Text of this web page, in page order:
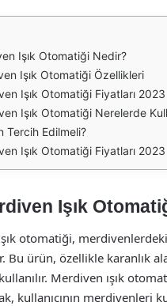
Işık Otomatiği Nedir?
Işık Otomatiği Özellikleri
Işık Otomatiği Fiyatları 2023
Işık Otomatiği Nerelerde
Tercih Edilmeli?
Işık Otomatiği Fiyatları 2023
Işık
otomatiği,
Bu ürün, özellikle karanlık
Merdiven ışık
kullanıcının merdivenleri